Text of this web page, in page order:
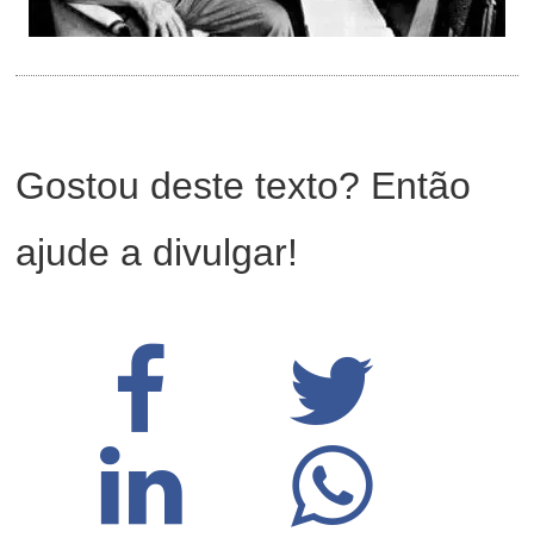
Gostou deste texto? Então
ajude a divulgar!